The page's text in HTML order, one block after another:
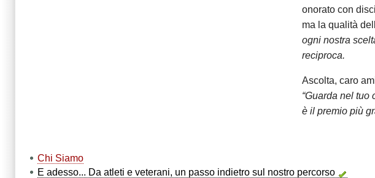
onorato con
ma la qualità
ogni nostra
reciproca.
Ascolta, caro
“Guarda nel tuo
è il premio più
Chi Siamo
E adesso... Da atleti e veterani, un passo indietro sul nostro percorso